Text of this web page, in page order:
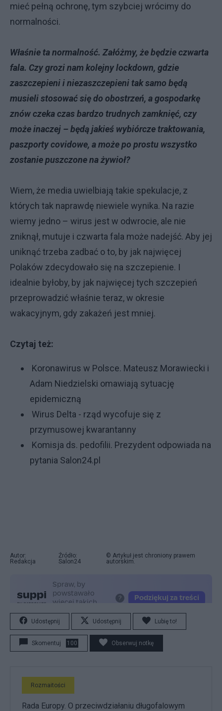
mieć pełną ochronę, tym szybciej wrócimy do
normalności.
Właśnie ta normalność. Załóżmy, że będzie czwarta
fala. Czy grozi nam kolejny lockdown, gdzie
zaszczepieni i niezaszczepieni tak samo będą
musieli stosować się do obostrzeń, a gospodarkę
znów czeka czas bardzo trudnych zamknięć, czy
może inaczej – będą jakieś wybiórcze traktowania,
paszporty covidowe, a może po prostu wszystko
zostanie puszczone na żywioł?
Wiem, że media uwielbiają takie spekulacje, z
których tak naprawdę niewiele wynika. Na razie
wiemy jedno – wirus jest w odwrocie, ale nie
zniknął, mutuje i czwarta fala może nadejść. Aby jej
uniknąć trzeba zadbać o to, by jak najwięcej
Polaków zdecydowało się na szczepienie. I
idealnie byłoby, by jak najwięcej tych szczepień
przeprowadzić właśnie teraz, w okresie
wakacyjnym, gdy zakażeń jest mniej.
Czytaj też:
Koronawirus w Polsce. Mateusz Morawiecki i
Adam Niedzielski omawiają sytuację
epidemiczną
Wirus Delta - rząd wycofuje się z
przymusowej kwarantanny
Komisja ds. pedofilii. Prezydent odpowiada na
pytania Salon24.pl
Autor:
Redakcja
Źródło:
Salon24
© Artykuł jest chroniony prawem
autorskim.
Udostępnij Udostępnij Lubię to!
Skomentuj 100 Obserwuj notkę
Rozmaitości
Rada Europy. O przeciwdziałaniu długofalowym